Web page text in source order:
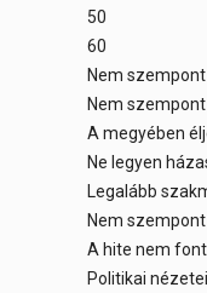
50
60
Nem szempont
Nem szempont
A megyében
Ne legyen
Legalább
Nem szempont
A hite nem
Politikai